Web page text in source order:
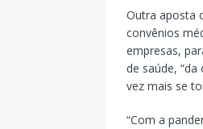
Outra aposta
convênios
empresas,
de saúde,
vez mais se
“Com a